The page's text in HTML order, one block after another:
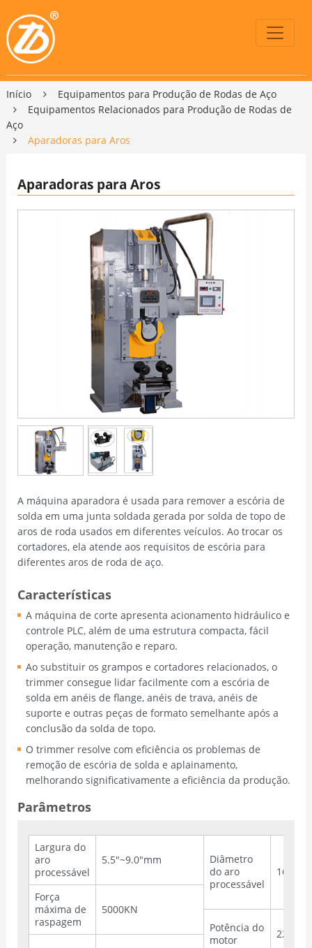
Início
Equipamentos para Produção de Rodas de Aço
Equipamentos Relacionados para Produção de Rodas de
Aço
Aparadoras para Aros
Aparadoras para Aros
A máquina aparadora é usada para remover a escória de
solda em uma junta soldada gerada por solda de topo de
aros de roda usados em diferentes veículos. Ao trocar os
cortadores, ela atende aos requisitos de escória para
diferentes aros de roda de aço.
Características
A máquina de corte apresenta acionamento hidráulico e
controle PLC, além de uma estrutura compacta, fácil
operação, manutenção e reparo.
Ao substituir os grampos e cortadores relacionados, o
trimmer consegue lidar facilmente com a escória de
solda em anéis de flange, anéis de trava, anéis de
suporte e outras peças de formato semelhante após a
conclusão da solda de topo.
O trimmer resolve com eficiência os problemas de
remoção de escória de solda e aplainamento,
melhorando significativamente a eficiência da produção.
Parâmetros
Largura do
aro
processável
5.5"~9.0"mm
Diâmetro
do aro
processável
Força
máxima de
raspagem
5000KN
Potência do
motor
22KW